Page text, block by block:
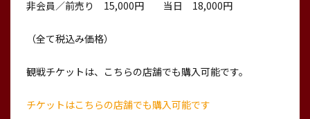
非会員／前売り 15,000円 当日 18,000円
（全て税込み価格）
観戦チケットは、こちらの店舗でも購入可能です。
チケットはこちらの店舗でも購入可能です